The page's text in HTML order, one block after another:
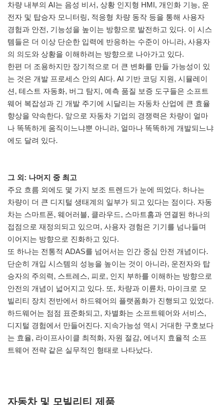
차량 내부의 AI는 음성 비서, 상황 인지형 HMI, 개인화 기능, 운
전자 및 탑승자 모니터링, 적응형 차량 동작 등을 통해 사용자
경험과 안전, 기능성을 높이는 방향으로 발전하고 있다. 이 시스
템들은 더 이상 단순한 입력에 반응하는 수준이 아니라, 사용자
의 의도와 상황을 이해하려는 방향으로 나아가고 있다.
한편 더 조용하지만 장기적으로 더 큰 변화를 만들 가능성이 있
는 것은 개발 프로세스 안의 AI다. AI 기반 코딩 지원, 시뮬레이
션, 테스트 자동화, 버그 탐지, 예측 품질 보증 도구들은 소프트
웨어 복잡성과 긴 개발 주기에 시달리는 자동차 산업에 큰 효율
향상을 약속한다. 앞으로 자동차 기업의 경쟁력은 차량이 얼마
나 똑똑하게 움직이느냐뿐 아니라, 얼마나 똑똑하게 개발되느냐
에도 달려 있다.
그 외: 나머지 중 최고
주요 흐름 외에도 몇 가지 보조 트렌드가 눈에 띄었다. 하나는
차량이 더 큰 디지털 생태계의 일부가 되고 있다는 점이다. 자동
차는 스마트폰, 웨어러블, 클라우드, 스마트홈과 연결된 하나의
접점으로 재정의되고 있으며, 사용자 경험은 기기를 넘나들며
이어지는 방향으로 진화하고 있다.
또 하나는 전통적 ADAS를 넘어서는 인간 중심 안전 개념이다.
단순히 개입 시스템의 성능을 높이는 것이 아니라, 운전자와 탑
승자의 주의력, 스트레스, 피로, 인지 부하를 이해하는 방향으로
안전의 개념이 넓어지고 있다. 또, 차량과 이륜차, 마이크로 모
빌리티 장치 전반에서 하드웨어의 플랫폼화가 진행되고 있었다.
하드웨어는 점점 표준화되고, 차별화는 소프트웨어와 서비스,
디지털 경험에서 만들어진다. 지속가능성 역시 거대한 구호보다
는 효율, 라이프사이클 최적화, 자원 절감, 에너지 효율적 소프
트웨어 전략 같은 실무적인 형태로 나타났다.
자동차 및 모빌리티 제품